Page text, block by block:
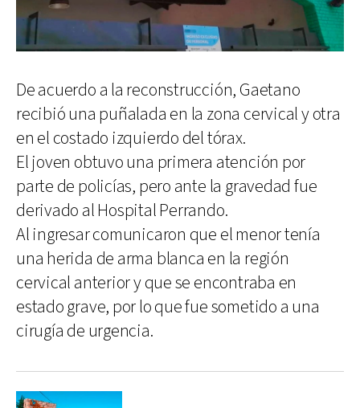
De acuerdo a la reconstrucción, Gaetano
recibió una puñalada en la zona cervical y otra
en el costado izquierdo del tórax.
El joven obtuvo una primera atención por
parte de policías, pero ante la gravedad fue
derivado al Hospital Perrando.
Al ingresar comunicaron que el menor tenía
una herida de arma blanca en la región
cervical anterior y que se encontraba en
estado grave, por lo que fue sometido a una
cirugía de urgencia.